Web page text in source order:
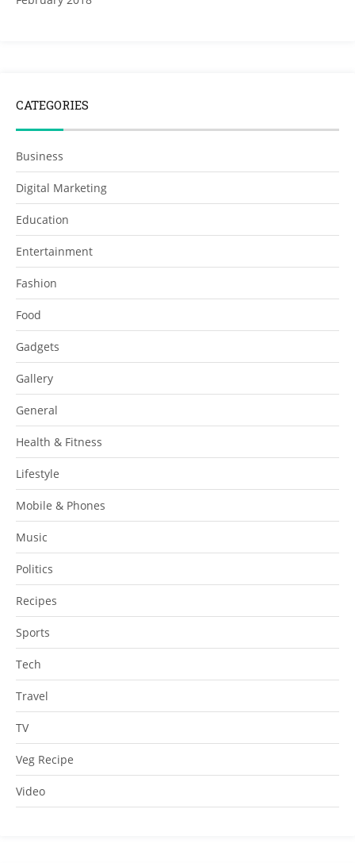
CATEGORIES
Business
Digital Marketing
Education
Entertainment
Fashion
Food
Gadgets
Gallery
General
Health & Fitness
Lifestyle
Mobile & Phones
Music
Politics
Recipes
Sports
Tech
Travel
TV
Veg Recipe
Video